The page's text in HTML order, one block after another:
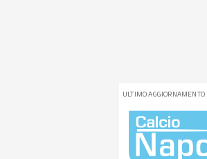
ULTIMO AGGIORNAMENTO: